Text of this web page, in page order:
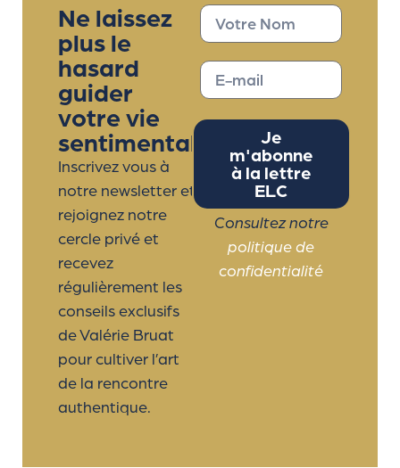
Ne laissez
plus le
hasard
guider
votre vie
sentimentale
Inscrivez vous à
notre newsletter et
rejoignez notre
cercle privé et
recevez
régulièrement les
conseils exclusifs
de Valérie Bruat
pour cultiver l’art
de la rencontre
authentique.
Je
m'abonne
à la lettre
ELC
Consultez notre
politique de
confidentialité